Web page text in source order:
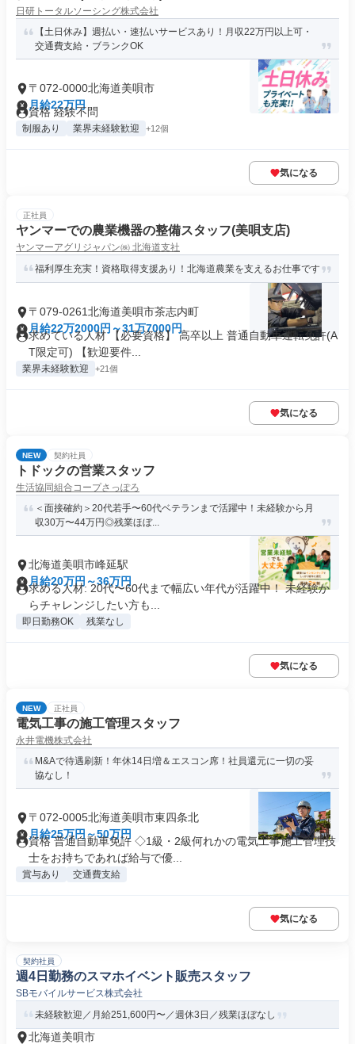
日研トータルソーシング株式会社
【土日休み】週払い・速払いサービスあり！月収22万円以上可・
交通費支給・ブランクOK
〒072-0000北海道美唄市
月給22万円
資格 経験不問
制服あり 業界未経験歓迎 +12個
気になる
正社員
ヤンマーでの農業機器の整備スタッフ(美唄支店)
ヤンマーアグリジャパン㈱ 北海道支社
福利厚生充実！資格取得支援あり！北海道農業を支えるお仕事です
〒079-0261北海道美唄市茶志内町
月給22万2000円～31万7000円
求めている人材 【必要資格】 高卒以上 普通自動車運転免許(A
T限定可) 【歓迎要件...
業界未経験歓迎 +21個
気になる
NEW 契約社員
トドックの営業スタッフ
生活協同組合コープさっぽろ
＜面接確約＞20代若手〜60代ベテランまで活躍中！未経験から月
収30万〜44万円◎残業ほぼ...
北海道美唄市峰延駅
月給20万円～36万円
求める人材: 20代〜60代まで幅広い年代が活躍中！ 未経験か
らチャレンジしたい方も...
即日勤務OK 残業なし
気になる
NEW 正社員
電気工事の施工管理スタッフ
永井電機株式会社
M&Aで待遇刷新！年休14日増＆エスコン席！社員還元に一切の妥
協なし！
〒072-0005北海道美唄市東四条北
月給25万円～50万円
資格 普通自動車免許 ◇1級・2級何れかの電気工事施工管理技
士をお持ちであれば給与で優...
賞与あり 交通費支給
気になる
契約社員
週4日勤務のスマホイベント販売スタッフ
SBモバイルサービス株式会社
未経験歓迎／月給251,600円〜／週休3日／残業ほぼなし
北海道美唄市